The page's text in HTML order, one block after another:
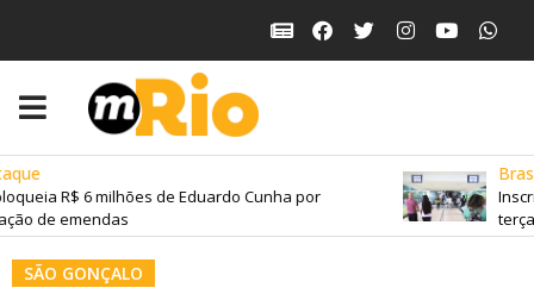
R$ 6 milhões de Eduardo Cunha por
de emendas
Brasil
SÃO GONÇALO